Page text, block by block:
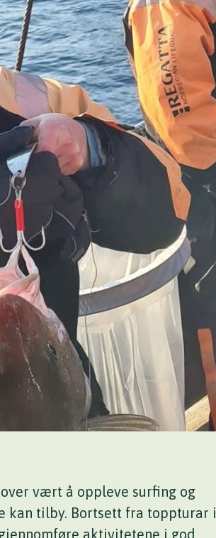
vært å oppleve surfing og
kan tilby. Bortsett fra toppturar i
aktivitetene i god